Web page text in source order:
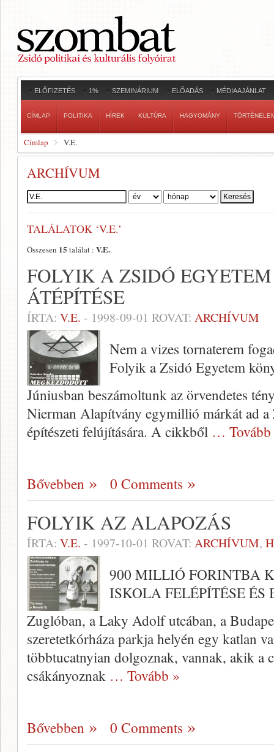
ELŐFIZETÉS 1% SZEMINÁRIUM ELŐADÁS MÉDIAAJÁNLAT
CÍMLAP POLITIKA HÍREK KULTÚRA HAGYOMÁNY
Címlap V.E.
ARCHÍVUM
Szerző:
TALÁLATOK ‘V.E.’
Összesen 15 találat : V.E..
FOLYIK A ZSIDÓ
ÁTÉPÍTÉSE
ÍRTA: V.E. - 1998-09-01 ROVAT: ARCHÍVUM
Nem a vizes tornaterem
Folyik a Zsidó Egyetem
Júniusban beszámoltunk az örvendetes
Nierman Alapítvány egymillió márkát ad
építészeti felújítására. A cikkből …
Bővebben 0 Comments
FOLYIK AZ ALAPOZÁS
ÍRTA: V.E. - 1997-10-01 ROVAT: ARCHÍVUM,
900 MILLIÓ FORINTBA
ISKOLA FELÉPÍTÉSE ÉS
Zuglóban, a Laky Adolf utcában, a
szeretetkórháza parkja helyén egy katlan
többtucatnyian dolgoznak, vannak, akik a
csákányoznak … Tovább »
Bővebben 0 Comments